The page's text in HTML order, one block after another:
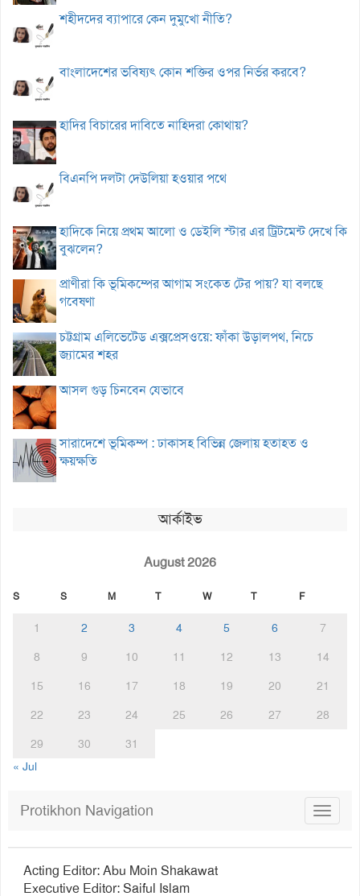
শহীদদের ব্যাপারে কেন দুমুখো নীতি?
বাংলাদেশের ভবিষ্যৎ কোন শক্তির ওপর নির্ভর করবে?
হাদির বিচারের দাবিতে নাহিদরা কোথায়?
বিএনপি দলটা দেউলিয়া হওয়ার পথে
হাদিকে নিয়ে প্রথম আলো ও ডেইলি স্টার এর ট্রিটমেন্ট দেখে কি
বুঝলেন?
প্রাণীরা কি ভূমিকম্পের আগাম সংকেত টের পায়? যা বলছে
গবেষণা
চট্টগ্রাম এলিভেটেড এক্সপ্রেসওয়ে: ফাঁকা উড়ালপথ, নিচে
জ্যামের শহর
আসল গুড় চিনবেন যেভাবে
সারাদেশে ভূমিকম্প : ঢাকাসহ বিভিন্ন জেলায় হতাহত ও
ক্ষয়ক্ষতি
আর্কাইভ
August 2026
S S M T W T F
1 2 3 4 5 6
7
8
9 10 11 12 13
14
15
16 17 18 19 20
21
22
23 24 25 26 27
28
29
30
31
« Jul
Toggle
Protikhon Navigation
Acting Editor: Abu Moin Shakawat
Executive Editor: Saiful Islam